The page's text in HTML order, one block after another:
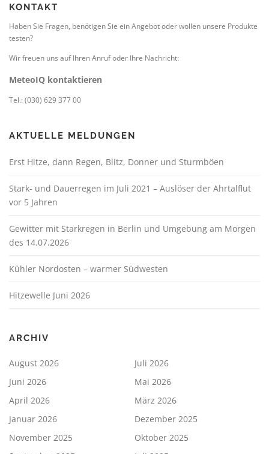
KONTAKT
Haben Sie Fragen, benötigen Sie ein Angebot oder wollen unsere Produkte
testen?
Wir freuen uns auf Ihren Anruf oder Ihre Nachricht:
MeteoIQ kontaktieren
Tel.: (030) 629 377 00
AKTUELLE MELDUNGEN
Erst Hitze, dann Regen, Blitz, Donner und Sturmböen
Stark- und Dauerregen im Juli 2021 – Auslöser der Ahrtalflut
vor 5 Jahren
Gewitter mit Starkregen in Berlin und Umgebung am Morgen
des 14.07.2026
Kühler Nordosten – warmer Südwesten
Hitzewelle Juni 2026
ARCHIV
August 2026
Juli 2026
Juni 2026
Mai 2026
April 2026
März 2026
Januar 2026
Dezember 2025
November 2025
Oktober 2025